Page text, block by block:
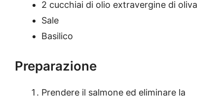
2 cucchiai di olio extravergine di oliva
Sale
Basilico
Preparazione
Prendere il salmone ed eliminare la